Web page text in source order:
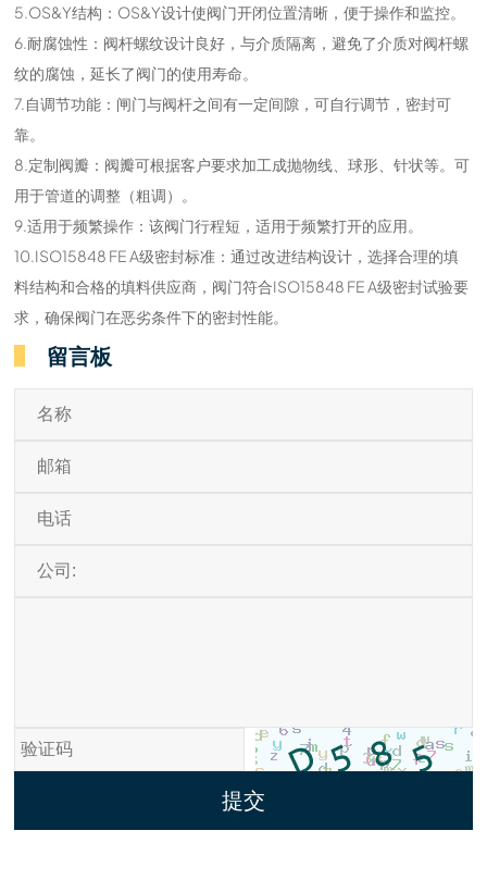
5.OS&Y结构：OS&Y设计使阀门开闭位置清晰，便于操作和监控。
6.耐腐蚀性：阀杆螺纹设计良好，与介质隔离，避免了介质对阀杆螺
纹的腐蚀，延长了阀门的使用寿命。
7.自调节功能：闸门与阀杆之间有一定间隙，可自行调节，密封可
靠。
8.定制阀瓣：阀瓣可根据客户要求加工成抛物线、球形、针状等。可
用于管道的调整（粗调）。
9.适用于频繁操作：该阀门行程短，适用于频繁打开的应用。
10.ISO15848 FE A级密封标准：通过改进结构设计，选择合理的填
料结构和合格的填料供应商，阀门符合ISO15848 FE A级密封试验要
求，确保阀门在恶劣条件下的密封性能。
留言板
提交